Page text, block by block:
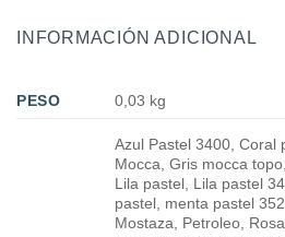
INFORMACIÓN ADICIONAL
PESO 0,03 kg
Azul Pastel 3400, Coral
Mocca, Gris mocca
Lila pastel, Lila pastel
pastel, menta pastel
Mostaza, Petroleo,